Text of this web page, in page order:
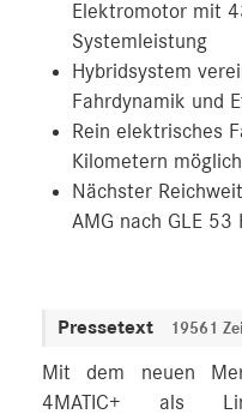
Elektromotor mit
Systemleistung
Hybridsystem
Fahrdynamik und
Rein elektrisches
Kilometern möglich
Nächster
AMG nach GLE 53
Pressetext 19561
Mit dem neuen
4MATIC+ als